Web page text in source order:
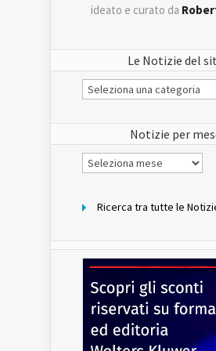
ideato e curato da
Le Notizie del
Le
Notizie
Notizie per
Notizie
per
Ricerca tra tutte le